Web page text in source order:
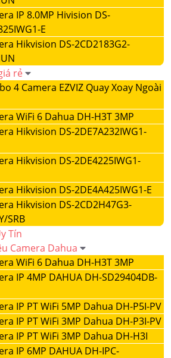
IP 8.0MP Hivision DS-
E
Hikvision DS-2CD2183G2-
rẻ
4 Camera EZVIZ Quay Xoay Ngoài
WiFi 6 Dahua DH-H3T 3MP
Hikvision DS-2DE7A232IWG1-
Hikvision DS-2DE4225IWG1-
Hikvision DS-2DE4A425IWG1-E
Hikvision DS-2CD2H47G3-
SRB
Tín
Camera Dahua
WiFi 6 Dahua DH-H3T 3MP
IP 4MP DAHUA DH-SD29404DB-
IP PT WiFi 5MP Dahua DH-P5I-PV
IP PT WiFi 3MP Dahua DH-P3I-PV
IP PT WiFi 3MP Dahua DH-H3I
IP 6MP DAHUA DH-IPC-